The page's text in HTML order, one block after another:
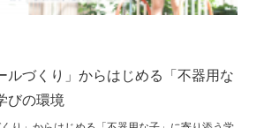
ルづくり」からはじめる「不器用な
びの環境